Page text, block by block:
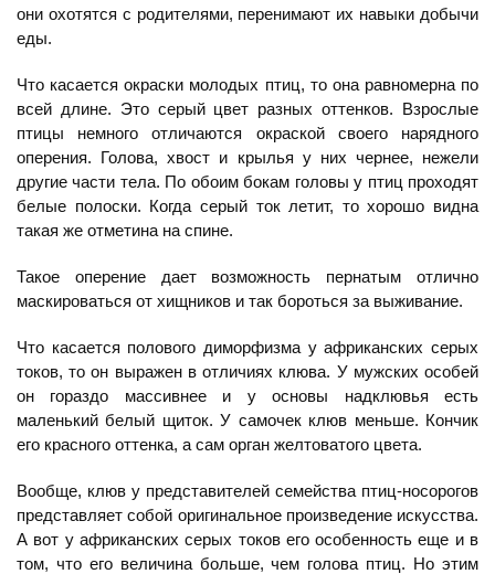
они охотятся с родителями, перенимают их навыки добычи
еды.
Что касается окраски молодых птиц, то она равномерна по
всей длине. Это серый цвет разных оттенков. Взрослые
птицы немного отличаются окраской своего нарядного
оперения. Голова, хвост и крылья у них чернее, нежели
другие части тела. По обоим бокам головы у птиц проходят
белые полоски. Когда серый ток летит, то хорошо видна
такая же отметина на спине.
Такое оперение дает возможность пернатым отлично
маскироваться от хищников и так бороться за выживание.
Что касается полового диморфизма у африканских серых
токов, то он выражен в отличиях клюва. У мужских особей
он гораздо массивнее и у основы надклювья есть
маленький белый щиток. У самочек клюв меньше. Кончик
его красного оттенка, а сам орган желтоватого цвета.
Вообще, клюв у представителей семейства птиц-носорогов
представляет собой оригинальное произведение искусства.
А вот у африканских серых токов его особенность еще и в
том, что его величина больше, чем голова птиц. Но этим